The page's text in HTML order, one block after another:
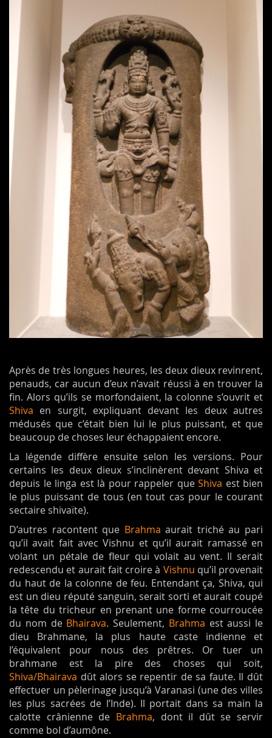
Après de très longues heures, les deux dieux revinrent,
penauds, car aucun d’eux n’avait réussi à en trouver la
fin. Alors qu’ils se morfondaient, la colonne s’ouvrit et
Shiva en surgit, expliquant devant les deux autres
médusés que c’était bien lui le plus puissant, et que
beaucoup de choses leur échappaient encore.
La légende diffère ensuite selon les versions. Pour
certains les deux dieux s’inclinèrent devant Shiva et
depuis le linga est là pour rappeler que Shiva est bien
le plus puissant de tous (en tout cas pour le courant
sectaire shivaïte).
D’autres racontent que Brahma aurait triché au pari
qu’il avait fait avec Vishnu et qu’il aurait ramassé en
volant un pétale de fleur qui volait au vent. Il serait
redescendu et aurait fait croire à Vishnu qu’il provenait
du haut de la colonne de feu. Entendant ça, Shiva, qui
est un dieu réputé sanguin, serait sorti et aurait coupé
la tête du tricheur en prenant une forme courroucée
du nom de Bhairava. Seulement, Brahma est aussi le
dieu Brahmane, la plus haute caste indienne et
l’équivalent pour nous des prêtres. Or tuer un
brahmane est la pire des choses qui soit,
Shiva/Bhairava dût alors se repentir de sa faute. Il dût
effectuer un pèlerinage jusqu’à Varanasi (une des villes
les plus sacrées de l’Inde). Il portait dans sa main la
calotte crânienne de Brahma, dont il dût se servir
comme bol d’aumône.